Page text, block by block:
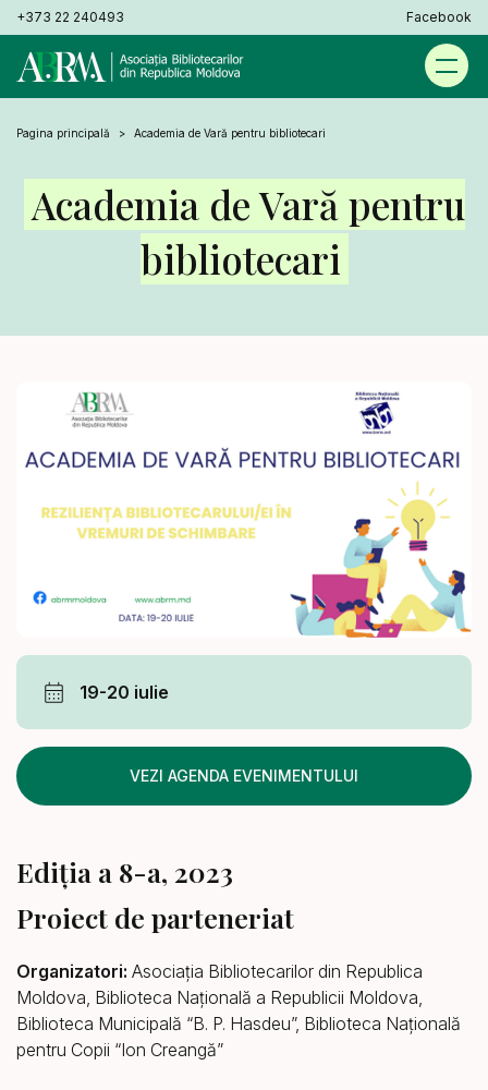
+373 22 240493 Facebook
Pagina principală Academia de Vară pentru bibliotecari
Academia de Vară pentru
bibliotecari
Ediția a 8-a, 2023
Proiect de parteneriat
Organizatori: Asociația Bibliotecarilor din Republica
Moldova, Biblioteca Națională a Republicii Moldova,
Biblioteca Municipală “B. P. Hasdeu”, Biblioteca Națională
pentru Copii “Ion Creangă”
19-20 iulie
VEZI AGENDA EVENIMENTULUI